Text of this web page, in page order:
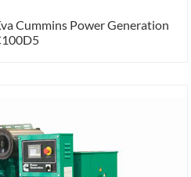
Cummins Power Generation